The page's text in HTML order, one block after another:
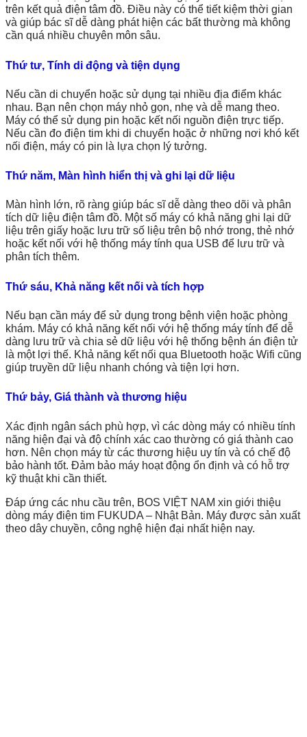
trên kết quả điện tâm đồ. Điều này có thể tiết kiệm thời gian
và giúp bác sĩ dễ dàng phát hiện các bất thường mà không
cần quá nhiều chuyên môn sâu.
Thứ tư, Tính di động và tiện dụng
Nếu cần di chuyển hoặc sử dụng tại nhiều địa điểm khác
nhau. Bạn nên chọn máy nhỏ gọn, nhẹ và dễ mang theo.
Máy có thể sử dụng pin hoặc kết nối nguồn điện trực tiếp.
Nếu cần đo điện tim khi di chuyển hoặc ở những nơi khó kết
nối điện, máy có pin là lựa chọn lý tưởng.
Thứ năm, Màn hình hiển thị và ghi lại dữ liệu
Màn hình lớn, rõ ràng giúp bác sĩ dễ dàng theo dõi và phân
tích dữ liệu điện tâm đồ. Một số máy có khả năng ghi lại dữ
liệu trên giấy hoặc lưu trữ số liệu trên bộ nhớ trong, thẻ nhớ
hoặc kết nối với hệ thống máy tính qua USB để lưu trữ và
phân tích thêm.
Thứ sáu, Khả năng kết nối và tích hợp
Nếu bạn cần máy để sử dụng trong bệnh viện hoặc phòng
khám. Máy có khả năng kết nối với hệ thống máy tính để dễ
dàng lưu trữ và chia sẻ dữ liệu với hệ thống bệnh án điện tử
là một lợi thế. Khả năng kết nối qua Bluetooth hoặc Wifi cũng
giúp truyền dữ liệu nhanh chóng và tiện lợi hơn.
Thứ bảy, Giá thành và thương hiệu
Xác định ngân sách phù hợp, vì các dòng máy có nhiều tính
năng hiện đại và độ chính xác cao thường có giá thành cao
hơn. Nên chọn máy từ các thương hiệu uy tín và có chế độ
bảo hành tốt. Đảm bảo máy hoạt động ổn định và có hỗ trợ
kỹ thuật khi cần thiết.
Đáp ứng các nhu cầu trên, BOS VIỆT NAM xin giới thiệu
dòng máy điện tim FUKUDA – Nhật Bản. Máy được sản xuất
theo dây chuyền, công nghệ hiện đại nhất hiện nay.